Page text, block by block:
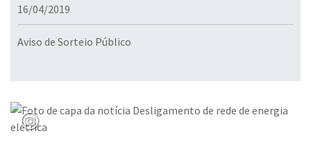
16/04/2019
Aviso de Sorteio Público